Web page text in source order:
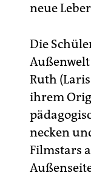
neue
Die
Ruth
ihrem
necken
Filmstars